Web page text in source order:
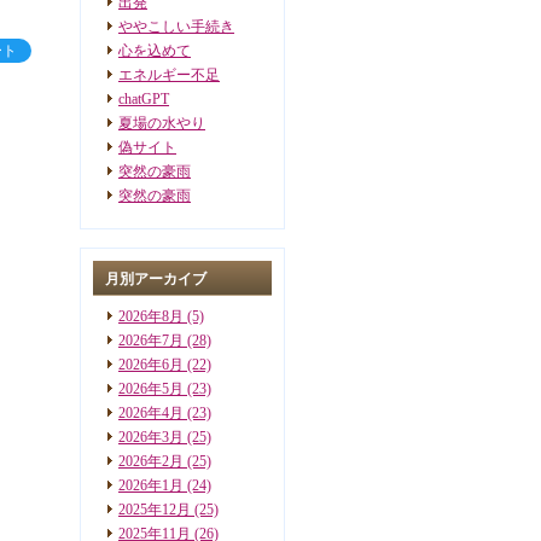
ややこしい手続き
心を込めて
エネルギー不足
chatGPT
夏場の水やり
偽サイト
突然の豪雨
突然の豪雨
月別アーカイブ
2026年8月 (5)
2026年7月 (28)
2026年6月 (22)
2026年5月 (23)
2026年4月 (23)
2026年3月 (25)
2026年2月 (25)
2026年1月 (24)
2025年12月 (25)
2025年11月 (26)